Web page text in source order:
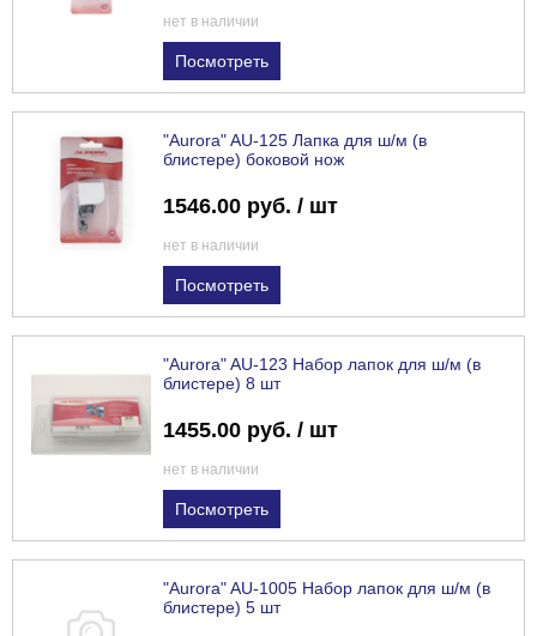
нет в наличии
Посмотреть
"Aurora" AU-125 Лапка для ш/м (в
блистере) боковой нож
1546.00 руб. / шт
нет в наличии
Посмотреть
"Aurora" AU-123 Набор лапок для ш/м (в
блистере) 8 шт
1455.00 руб. / шт
нет в наличии
Посмотреть
"Aurora" AU-1005 Набор лапок для ш/м (в
блистере) 5 шт